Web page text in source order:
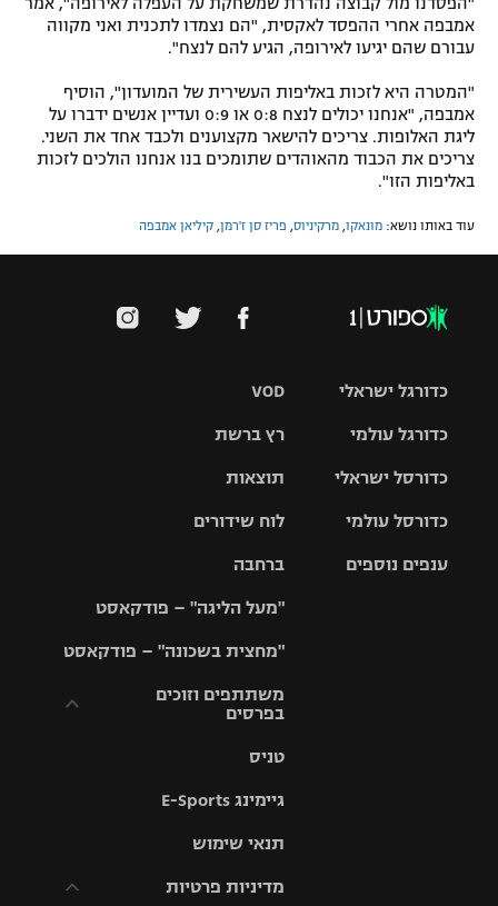
"הפסדנו מול קבוצה נהדרת שמשחקת על העפלה לאירופה", אמר
אמבפה אחרי ההפסד לאקסית, "הם נצמדו לתכנית ואני מקווה
עבורם שהם יגיעו לאירופה, הגיע להם לנצח".
"המטרה היא לזכות באליפות העשירית של המועדון", הוסיף
אמבפה, "אנחנו יכולים לנצח 0:8 או 0:9 ועדיין אנשים ידברו על
ליגת האלופות. צריכים להישאר מקצוענים ולכבד אחד את השני.
צריכים את הכבוד מהאוהדים שתומכים בנו אנחנו הולכים לזכות
באליפות הזו".
עוד באותו נושא: מונאקו מרקיניוס פריז סן ז'רמן קיליאן אמבפה
VOD
רץ ברשת
תוצאות
לוח שידורים
ברחבה
"מעל הליגה" – פודקאסט
"מחצית בשכונה" – פודקאסט
משתתפים וזוכים
בפרסים
וזוכים בפרסים
תקנון עבור פעילות
טניס
גיימינג E-Sports
תנאי שימוש
מדיניות פרטיות
כדורגל ישראלי
גביע הטוטו
כדורגל עולמי
האלופות
ליגה
כדורסל ישראלי
סל
כדורסל עולמי
ענפים נוספים